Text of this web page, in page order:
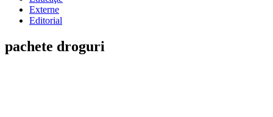
Externe
Editorial
pachete droguri